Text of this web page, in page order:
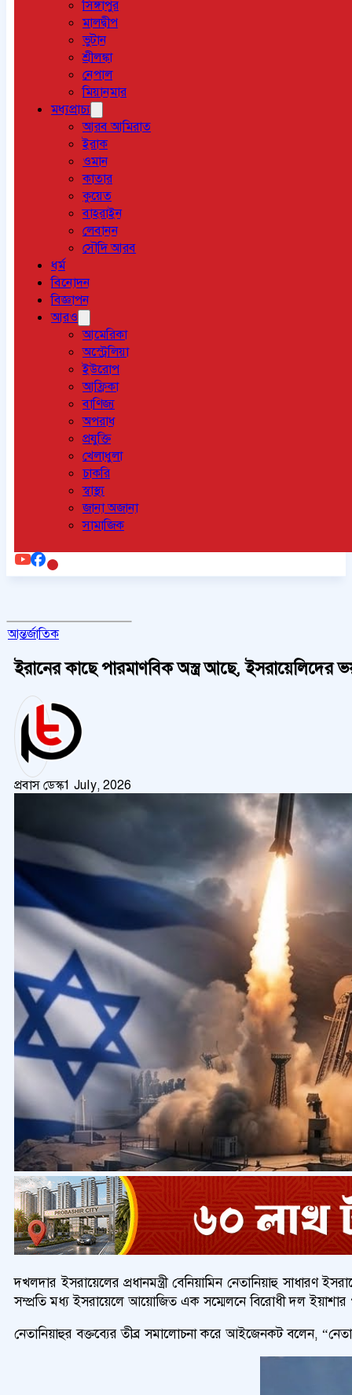
সিঙ্গাপুর
মালদ্বীপ
ভুটান
শ্রীলঙ্কা
নেপাল
মিয়ানমার
মধ্যপ্রাচ্য
আরব আমিরাত
ইরাক
ওমান
কাতার
কুয়েত
বাহরাইন
লেবানন
সৌদি আরব
ধর্ম
বিনোদন
বিজ্ঞাপন
আরও
আমেরিকা
অস্ট্রেলিয়া
ইউরোপ
আফ্রিকা
বাণিজ্য
অপরাধ
প্রযুক্তি
খেলাধুলা
চাকরি
স্বাস্থ্য
জানা অজানা
সামাজিক
আন্তর্জাতিক
ইরানের কাছে পারমাণবিক অস্ত্র আছে, ইসরায়েলিদের
প্রবাস ডেস্ক1 July, 2026
দখলদার ইসরায়েলের প্রধানমন্ত্রী বেনিয়ামিন নেতানিয়াহু সাধারণ
সম্প্রতি মধ্য ইসরায়েলে আয়োজিত এক সম্মেলনে বিরোধী দল ইয়াশার
নেতানিয়াহুর বক্তব্যের তীব্র সমালোচনা করে আইজেনকট বলেন,